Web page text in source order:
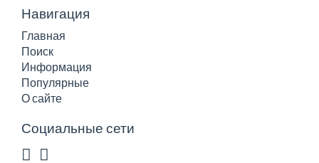
Навигация
Главная
Поиск
Информация
Популярные
О сайте
Социальные сети